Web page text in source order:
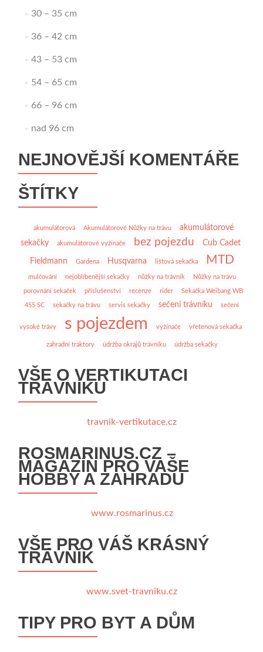
30 – 35 cm
36 – 42 cm
43 – 53 cm
54 – 65 cm
66 – 96 cm
nad 96 cm
NEJNOVĚJŠÍ KOMENTÁŘE
ŠTÍTKY
akumulátorová Akumulátorové Nůžky na trávu
akumulátorové
sekačky
akumulátorové vyžínače bez pojezdu Cub Cadet
Fieldmann Gardena Husqvarna lištová sekačka MTD
mulčování nejoblíbenější sekačky nůžky na trávník Nůžky na trávu
porovnání sekaček příslušenství recenze rider Sekačka Weibang WB
455 SC sekačky na trávu servis sekačky sečení trávníku sečení
vysoké trávy s pojezdem vyžínače vřetenová sekačka
zahradní traktory údržba okrajů trávníku údržba sekačky
VŠE O VERTIKUTACI
TRÁVNÍKU
travnik-vertikutace.cz
ROSMARINUS.CZ –
MAGAZÍN PRO VAŠE
HOBBY A ZAHRADU
www.rosmarinus.cz
VŠE PRO VÁŠ KRÁSNÝ
TRÁVNÍK
www.svet-travniku.cz
TIPY PRO BYT A DŮM